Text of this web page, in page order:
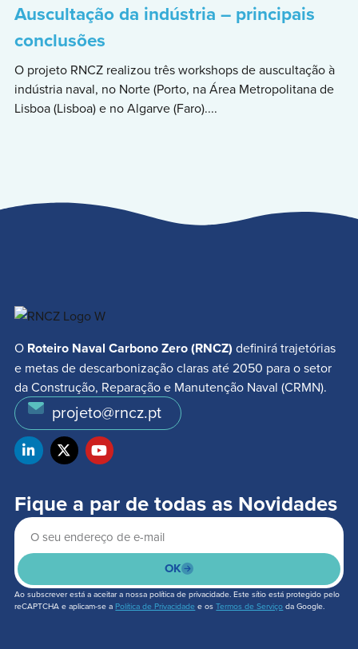
Auscultação da indústria – principais
conclusões
O projeto RNCZ realizou três workshops de auscultação à
indústria naval, no Norte (Porto, na Área Metropolitana de
Lisboa (Lisboa) e no Algarve (Faro)....
O Roteiro Naval Carbono Zero (RNCZ) definirá trajetórias
e metas de descarbonização claras até 2050 para o setor
da Construção, Reparação e Manutenção Naval (CRMN).
projeto@rncz.pt
Fique a par de todas as Novidades
OK
Ao subscrever está a aceitar a nossa política de privacidade. Este sítio está protegido pelo
reCAPTCHA e aplicam-se a Política de Privacidade e osTermos de Serviço da Google.